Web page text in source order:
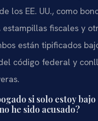
los EE. UU., como
estampillas fiscales y
están tipificados
código federal y
si solo estoy bajo
he sido acusado?